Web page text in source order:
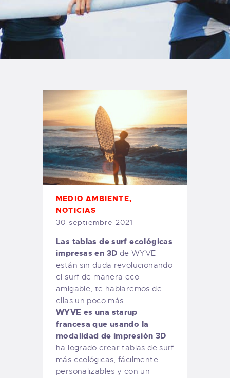
TIENDA FAMILY SURFERS
WEBCAM SALINAS
PEDIDOS
MEDIO AMBIENTE,
NOTICIAS
30 septiembre 2021
Las tablas de surf ecológicas
impresas en 3D de WYVE
están sin duda revolucionando
el surf de manera eco
amigable, te hablaremos de
ellas un poco más.
WYVE es una starup
francesa que usando la
modalidad de impresión 3D
ha logrado crear tablas de surf
más ecológicas, fácilmente
personalizables y con un